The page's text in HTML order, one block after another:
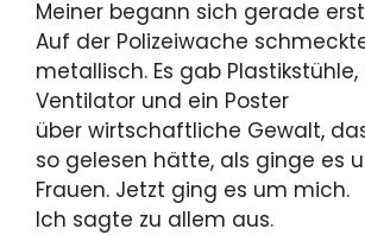
Meiner begann sich gerade
Auf der Polizeiwache
metallisch. Es gab
Ventilator und ein Poster
über wirtschaftliche Gewalt,
so gelesen hätte, als ginge es
Frauen. Jetzt ging es um mich.
Ich sagte zu allem aus.